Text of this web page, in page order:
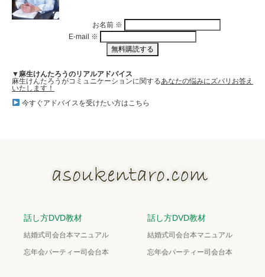
お名前 ※
E-mail ※
▼麻生けんたろうのリアルアドバイス
麻生けんたろうがコミュニケーションに関するあなたの悩みにズバリお答え
いたします！
今すぐアドバイスを受けたい方はこちら
話し方DVD教材
結婚式司会台本マニュアル
忘年会パーティー司会台本
話し方DVD教材
結婚式司会台本マニュアル
忘年会パーティー司会台本